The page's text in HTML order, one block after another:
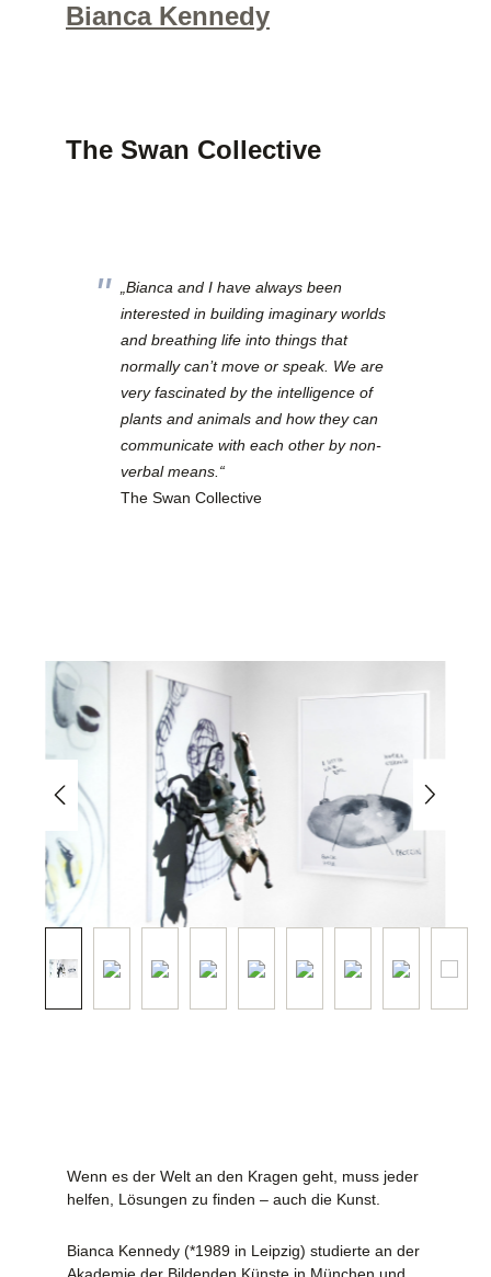
Bianca Kennedy
The Swan Collective
„Bianca and I have always been
interested in building imaginary worlds
and breathing life into things that
normally can’t move or speak. We are
very fascinated by the intelligence of
plants and animals and how they can
communicate with each other by non-
verbal means.“
The Swan Collective
Bildergalerie überspringen
Wenn es der Welt an den Kragen geht, muss jeder
helfen, Lösungen zu finden – auch die Kunst.
Bianca Kennedy (*1989 in Leipzig) studierte an der